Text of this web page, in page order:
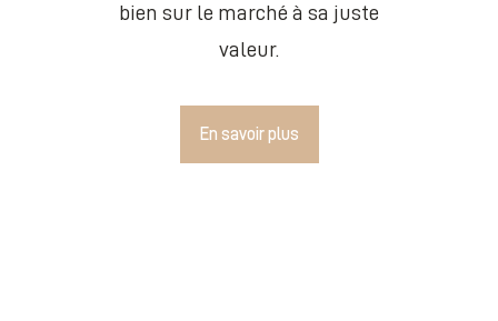
bien sur le marché à sa juste
valeur.
En savoir plus